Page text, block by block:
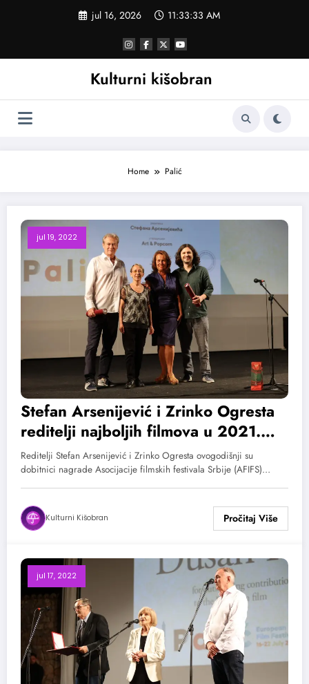
jul 16, 2026 11:33:34 AM
Kulturni kišobran
Home Palić
jul 19, 2022
Stefan Arsenijević i Zrinko Ogresta
reditelji najboljih filmova u 2021.
godini
Reditelji Stefan Arsenijević i Zrinko Ogresta ovogodišnji su
dobitnici nagrade Asocijacije filmskih festivala Srbije (AFIFS)…
Kulturni Kišobran
jul 17, 2022